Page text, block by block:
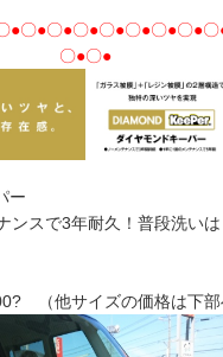
●〇●〇●〇●〇●〇●〇●〇●
〇●〇●
ー
ンスで3年耐久！普段洗いは
（他サイズの価格は下部